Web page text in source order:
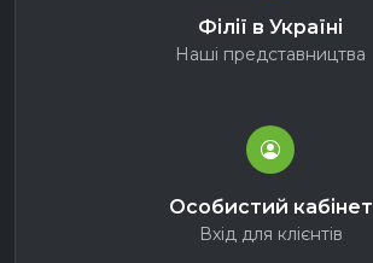
Філії в Україні
Наші представництва
Особистий кабінет
Вхід для клієнтів